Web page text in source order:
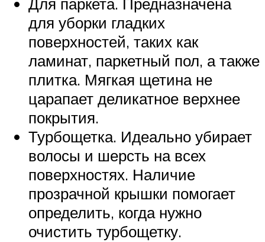
Для паркета. Предназначена
для уборки гладких
поверхностей, таких как
ламинат, паркетный пол, а также
плитка. Мягкая щетина не
царапает деликатное верхнее
покрытия.
Турбощетка. Идеально убирает
волосы и шерсть на всех
поверхностях. Наличие
прозрачной крышки помогает
определить, когда нужно
очистить турбощетку.